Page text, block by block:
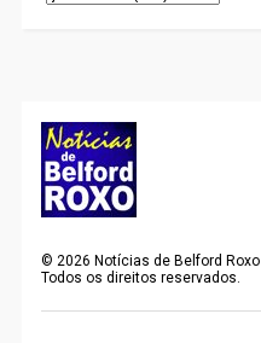
© 2026 Notícias de Belford Roxo
Todos os direitos reservados.